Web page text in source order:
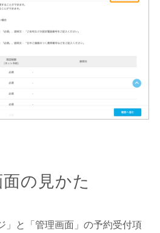
の見かた
」と「管理画面」の予約受付項